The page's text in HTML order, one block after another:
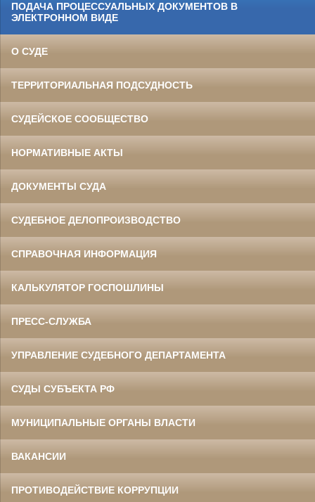
ПОДАЧА ПРОЦЕССУАЛЬНЫХ ДОКУМЕНТОВ В
ЭЛЕКТРОННОМ ВИДЕ
О СУДЕ
ТЕРРИТОРИАЛЬНАЯ ПОДСУДНОСТЬ
СУДЕЙСКОЕ СООБЩЕСТВО
НОРМАТИВНЫЕ АКТЫ
ДОКУМЕНТЫ СУДА
СУДЕБНОЕ ДЕЛОПРОИЗВОДСТВО
СПРАВОЧНАЯ ИНФОРМАЦИЯ
КАЛЬКУЛЯТОР ГОСПОШЛИНЫ
ПРЕСС-СЛУЖБА
УПРАВЛЕНИЕ СУДЕБНОГО ДЕПАРТАМЕНТА
СУДЫ СУБЪЕКТА РФ
МУНИЦИПАЛЬНЫЕ ОРГАНЫ ВЛАСТИ
ВАКАНСИИ
ПРОТИВОДЕЙСТВИЕ КОРРУПЦИИ